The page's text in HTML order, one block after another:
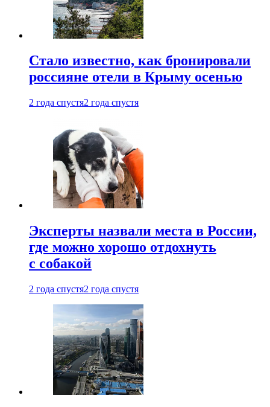
Стало известно, как бронировали
россияне отели в Крыму осенью
2 года спустя2 года спустя
Эксперты назвали места в России,
где можно хорошо отдохнуть
с собакой
2 года спустя2 года спустя